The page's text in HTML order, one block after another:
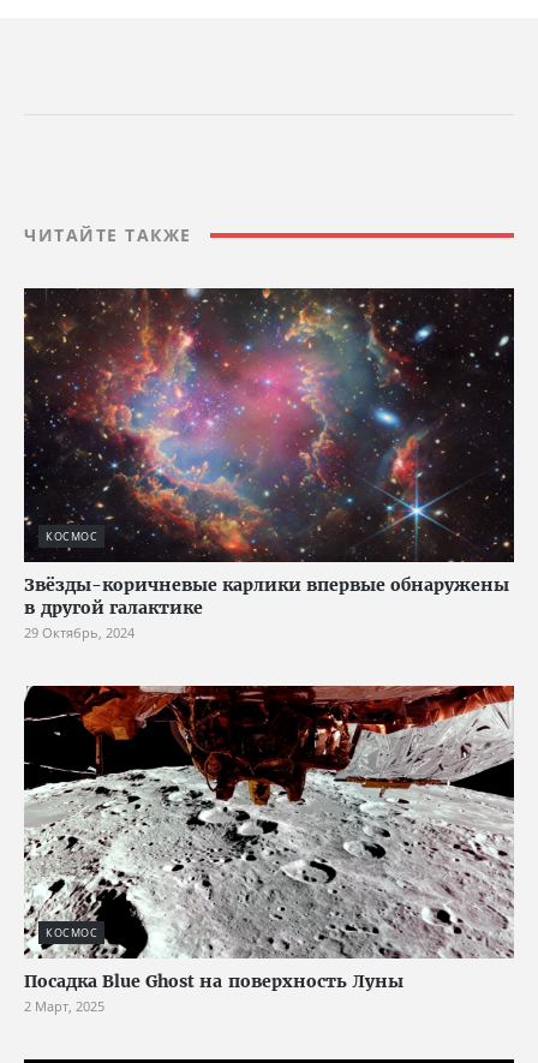
ЧИТАЙТЕ ТАКЖЕ
КОСМОС
Звёзды-коричневые карлики впервые обнаружены
в другой галактике
29 Октябрь, 2024
КОСМОС
Посадка Blue Ghost на поверхность Луны
2 Март, 2025